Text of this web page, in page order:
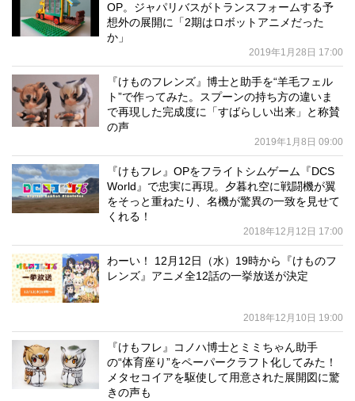
OP。ジャパリバスがトランスフォームする予
想外の展開に「2期はロボットアニメだった
か」
2019年1月28日 17:00
『けものフレンズ』博士と助手を“羊毛フェル
ト”で作ってみた。スプーンの持ち方の違いま
で再現した完成度に「すばらしい出来」と称賛
の声
2019年1月8日 09:00
『けもフレ』OPをフライトシムゲーム『DCS
World』で忠実に再現。夕暮れ空に戦闘機が翼
をそっと重ねたり、名機が驚異の一致を見せて
くれる！
2018年12月12日 17:00
わーい！ 12月12日（水）19時から『けものフ
レンズ』アニメ全12話の一挙放送が決定
2018年12月10日 19:00
『けもフレ』コノハ博士とミミちゃん助手
の“体育座り”をペーパークラフト化してみた！
メタセコイアを駆使して用意された展開図に驚
きの声も